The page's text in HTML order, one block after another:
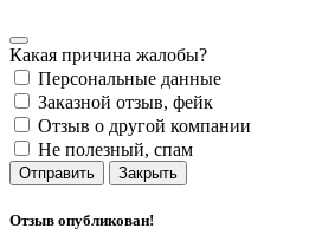
Какая причина жалобы?
Персональные данные
Заказной отзыв, фейк
Отзыв о другой компании
Не полезный, спам
Отправить Закрыть
Отзыв опубликован!